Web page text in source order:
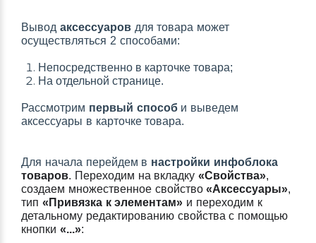
Вывод аксессуаровдля товара может
осуществляться 2 способами:
Непосредственно в карточке товара;
На отдельной странице.
Рассмотрим первый способ и выведем
аксессуары в карточке товара.
Для начала перейдем в настройки инфоблока
товаров. Переходим на вкладку«Свойства»,
создаем множественное свойство«Аксессуары»,
тип «Привязка к элементам» и переходим к
детальному редактированию свойства с помощью
кнопки «...»: